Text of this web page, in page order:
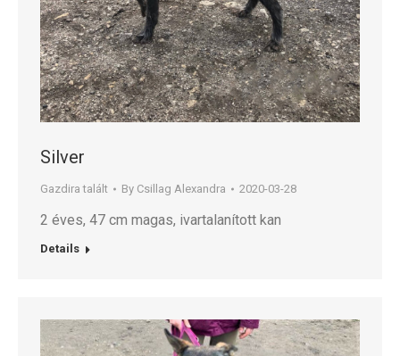
Silver
Gazdira talált By Csillag Alexandra 2020-03-28
2 éves, 47 cm magas, ivartalanított kan
Details